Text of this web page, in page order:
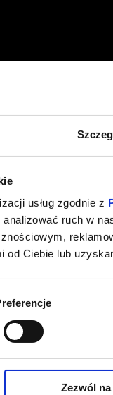
usług zgodnie z
analizować ruch w
Ciebie lub
Zezwól